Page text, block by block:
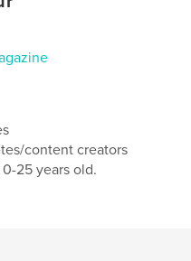
content creators
25 years old.